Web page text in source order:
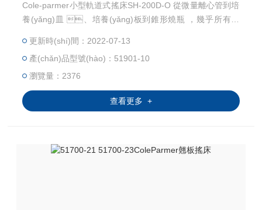
Cole-parmer小型軌道式搖床SH-200D-O 從微量離心管到培
養(yǎng)皿 、培養(yǎng)板到錐形燒瓶 ，幾乎所有容
(dòng) 、蹺 板運(yùn)動(dòng) 、軌道式運(yùn)
動(dòng) 和往復(fù)軌道式運(yùn)動(dòng) ，此外還有模擬
手搖晃燒瓶產(chǎn)生的劇烈搖晃運(yùn)動(dòng)的腕式運
(yùn)動(dòng)。
更新時(shí)間：2022-07-13
產(chǎn)品型號(hào)：51901-10
瀏覽量：2376
查看更多 +